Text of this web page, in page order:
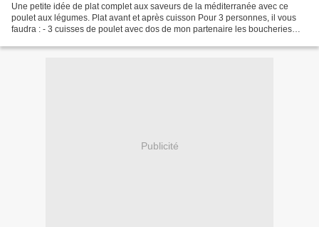
Une petite idée de plat complet aux saveurs de la méditerranée avec ce
poulet aux légumes. Plat avant et après cuisson Pour 3 personnes, il vous
faudra : - 3 cuisses de poulet avec dos de mon partenaire les boucheries
Publicité